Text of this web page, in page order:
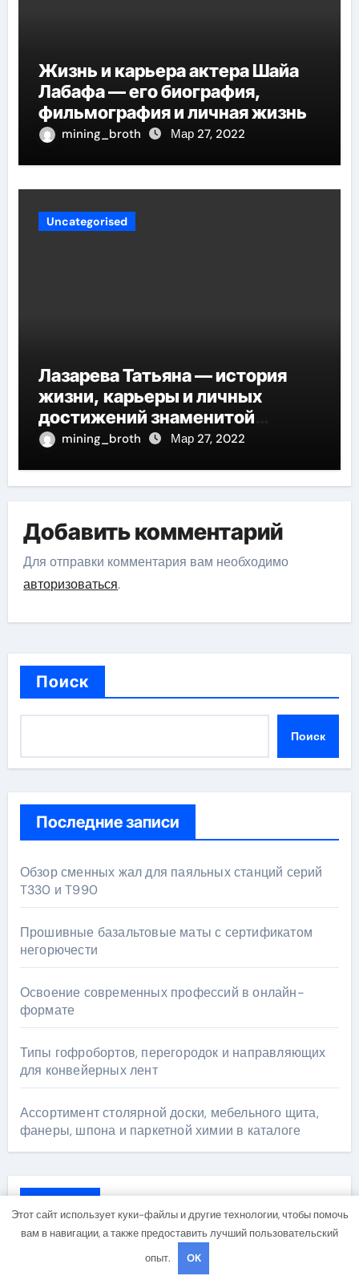
Жизнь и карьера актера Шайа
Лабафа — его биография,
фильмография и личная жизнь
mining_broth Мар 27, 2022
Uncategorised
Лазарева Татьяна — история
жизни, карьеры и личных
достижений знаменитой
актрисы, восходящей на олимп
mining_broth Мар 27, 2022
Добавить комментарий
Для отправки комментария вам необходимо
авторизоваться.
Поиск
Поиск
Последние записи
Обзор сменных жал для паяльных станций серий
T330 и T990
Прошивные базальтовые маты с сертификатом
негорючести
Освоение современных профессий в онлайн-
формате
Типы гофробортов, перегородок и направляющих
для конвейерных лент
Ассортимент столярной доски, мебельного щита,
фанеры, шпона и паркетной химии в каталоге
Архив
Этот сайт использует куки-файлы и другие технологии, чтобы помочь
вам в навигации, а также предоставить лучший пользовательский
опыт.
OK